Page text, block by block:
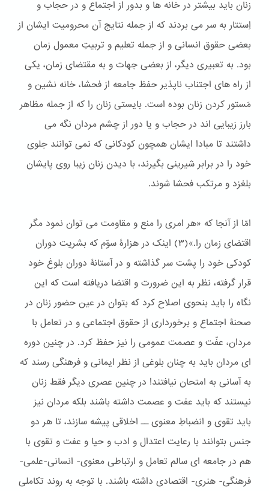
زنان باید بیشتر در خانه ها و بدور از اجتماع و در حجاب و
اِستتار به سر می بردند که از جمله نتایج آن محرومیت ایشان از
بعضی حقوق انسانی و از جمله تعلیم و تربیتِ معمول زمان
بود. به تعبیری دیگر، از بعضی جهات و به مقتضای زمان، یکی
از راه های اجتناب ناپذیر حفظ جامعه از فحشا، خانه نشین و
مَستور کردن زنان بوده است. بایستی زنان را که از جمله مظاهر
بارز زیبایی اند در حجاب و یا دور از چشم مردان نگه می
داشتند تا مبادا ایشان همچون کودکانی که نمی توانند جلوی
خود را در برابر شیرینی بگیرند، با دیدن زنان زیبا روی پایشان
بلغزد و مرتکب فحشا شوند.
امّا از آنجا که «هر امری را منع و مقاومت می توان نمود مگر
اقتضای زمان را.»(٣) اینک در هزارۀ سوّم که بشریت دوران
کودکی خود را پشت سر گذاشته و در آستانۀ دوران بلوغ خود
قرار گرفته، نظر به این ضرورت و اقتضا دریافته است که این
نگاه را باید بنحوی اصلاح کرد که بتوان در عین حضور زنان در
صحنۀ اجتماع و برخورداری از حقوق اجتماعی و در تعامل با
مردان، عفّت و عصمت عمومی را نیز حفظ کرد. در چنین دوره
ای مردان باید به چنان بلوغی از نظر ایمانی و فرهنگی رسند كه
به آسانی به امتحان نیافتند! در چنین عصری دیگر فقط زنان
نیستند كه باید عفت و عصمت داشته باشند بلكه مردان نیز
باید تقوی و انضباطِ معنوی ــ اخلاقی پیشه سازند، تا هر دو
جنس بتوانند با رعایت اعتدال و ادب و حیا و عفت و تقوی با
هم در جامعه ای سالم تعامل و ارتباطی معنوی- انسانی-علمی-
فرهنگی- هنری- اقتصادی داشته باشند. با توجه به روند تکاملی